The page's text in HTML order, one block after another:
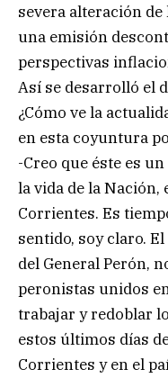
severa alteración
una emisión
perspectivas
Así se desarrolló el
¿Cómo ve la
en esta coyuntura
-Creo que éste es
la vida de la Nación,
Corrientes. Es
sentido, soy claro.
del General Perón,
peronistas unidos
trabajar y redoblar
estos últimos días
Corrientes y en el